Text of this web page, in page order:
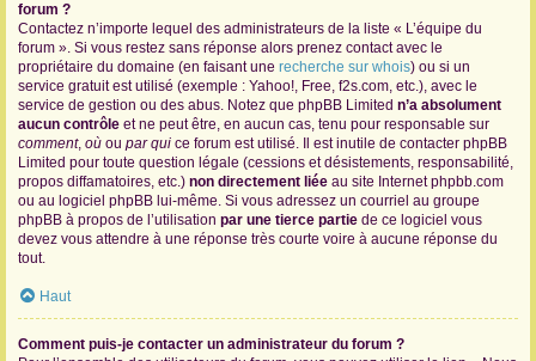
forum ?
Contactez n’importe lequel des administrateurs de la liste « L’équipe du
forum ». Si vous restez sans réponse alors prenez contact avec le
propriétaire du domaine (en faisant une recherche sur whois) ou si un
service gratuit est utilisé (exemple : Yahoo!, Free, f2s.com, etc.), avec le
service de gestion ou des abus. Notez que phpBB Limited n’a absolument
aucun contrôle et ne peut être, en aucun cas, tenu pour responsable sur
comment, où ou par qui ce forum est utilisé. Il est inutile de contacter phpBB
Limited pour toute question légale (cessions et désistements, responsabilité,
propos diffamatoires, etc.) non directement liée au site Internet phpbb.com
ou au logiciel phpBB lui-même. Si vous adressez un courriel au groupe
phpBB à propos de l’utilisation par une tierce partie de ce logiciel vous
devez vous attendre à une réponse très courte voire à aucune réponse du
tout.
Haut
Comment puis-je contacter un administrateur du forum ?